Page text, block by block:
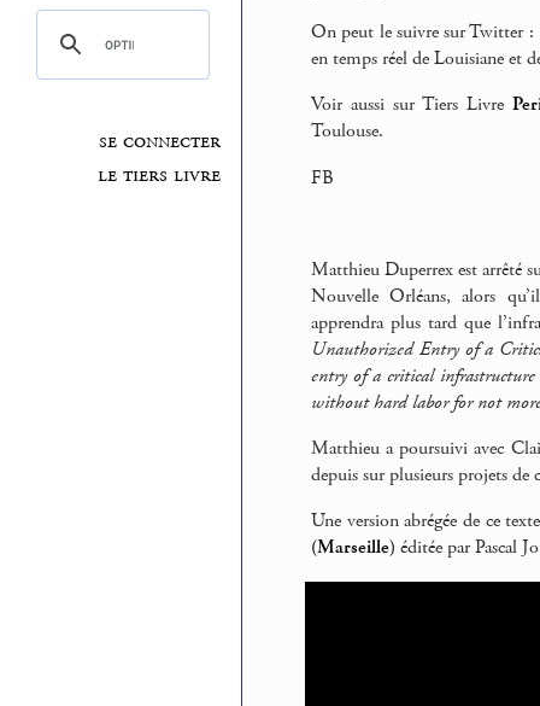
se connecter
le tiers livre
On peut le suivre sur Twitter :
en temps réel de Louisiane et
Voir aussi sur Tiers Livre
Toulouse.
FB
Matthieu Duperrex est arrêté
Nouvelle Orléans, alors
apprendra plus tard que
Unauthorized Entry of a
entry of a critical
without hard labor for not
Matthieu a poursuivi avec
depuis sur plusieurs projets
Une version abrégée de ce
(Marseille) éditée par Pascal